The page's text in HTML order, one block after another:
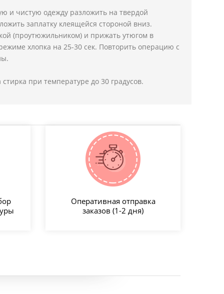
и чистую одежду разложить на твердой
заплатку клеящейся стороной вниз.
(проутюжильником) и прижать утюгом в
хлопка на 25-30 сек. Повторить операцию с
при температуре до 30 градусов.
Оперативная отправка
заказов (1-2 дня)